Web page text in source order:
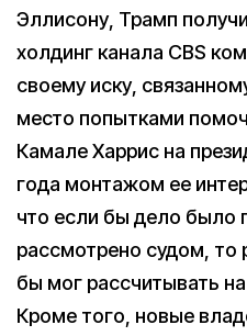
Эллисону, Трамп
холдинг канала CBS
своему иску,
место попытками
Камале Харрис на
года монтажом ее
что если бы дело было
рассмотрено судом, то
бы мог рассчитывать
Кроме того, новые